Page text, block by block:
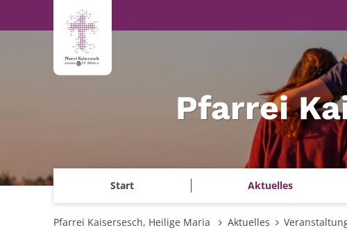
Zum Inhalt springen
Pfarrei
Start Aktuelles
Pfarrei Kaisersesch, Heilige Maria Aktuelles